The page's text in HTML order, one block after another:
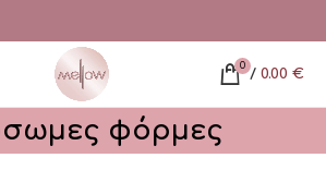
0
/ 0.00 €
φόρμες